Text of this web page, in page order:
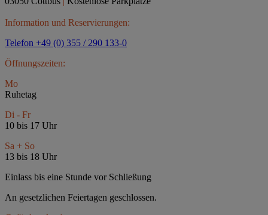
Information und Reservierungen:
Telefon +49 (0) 355 / 290 133-0
Öffnungszeiten:
Mo
Ruhetag
Di - Fr
10 bis 17 Uhr
Sa + So
13 bis 18 Uhr
Einlass bis eine Stunde vor Schließung
An gesetzlichen Feiertagen geschlossen.